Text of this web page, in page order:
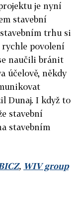
je nyní
stavební
trhu si
rychle povolení
se naučili bránit
účelově, někdy
Dunaj. I když to
stavební
stavebním
, WIV group